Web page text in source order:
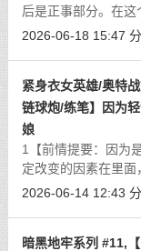
后是正事部分。在
巧克力的足交10000
2026-06-18 15:47
紧身衣女英雄/奥特
链球炮/练笔】因为
娘
1【前情提要：因为
定改变的因素在里
么折断奥特钥匙那种
2026-06-14 12:43
暗黑地牢系列 #11,